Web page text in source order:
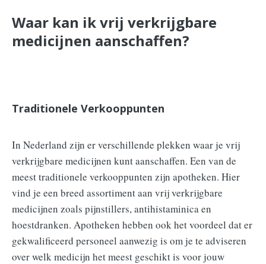
Waar kan ik vrij verkrijgbare
medicijnen aanschaffen?
Traditionele Verkooppunten
In Nederland zijn er verschillende plekken waar je vrij
verkrijgbare medicijnen kunt aanschaffen. Een van de
meest traditionele verkooppunten zijn apotheken. Hier
vind je een breed assortiment aan vrij verkrijgbare
medicijnen zoals pijnstillers, antihistaminica en
hoestdranken. Apotheken hebben ook het voordeel dat er
gekwalificeerd personeel aanwezig is om je te adviseren
over welk medicijn het meest geschikt is voor jouw